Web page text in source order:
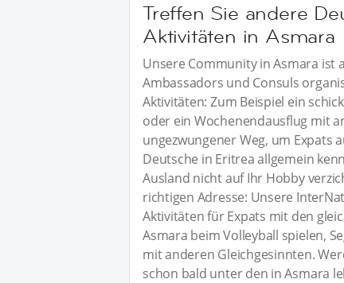
Treffen Sie andere
Aktivitäten in Asmara
Unsere Community in Asmara ist
Ambassadors und Consuls
Aktivitäten: Zum Beispiel ein
oder ein Wochenendausflug mit
ungezwungener Weg, um Expats
Deutsche in Eritrea allgemein
Ausland nicht auf Ihr Hobby
richtigen Adresse: Unsere
Aktivitäten für Expats mit den
Asmara beim Volleyball spielen,
mit anderen Gleichgesinnten.
schon bald unter den in Asmara